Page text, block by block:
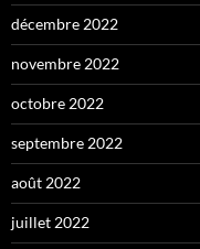
décembre 2022
novembre 2022
octobre 2022
septembre 2022
août 2022
juillet 2022